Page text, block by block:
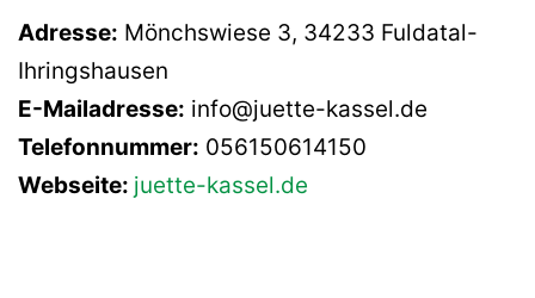
Adresse: Mönchswiese 3, 34233 Fuldatal-
Ihringshausen
E-Mailadresse: info@juette-kassel.de
Telefonnummer: 056150614150
Webseite: juette-kassel.de